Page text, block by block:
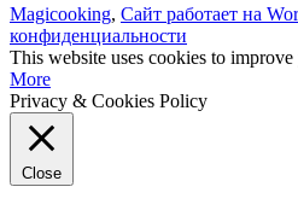
Magicooking, Сайт работает на
конфиденциальности
This website uses cookies to
More
Privacy & Cookies Policy
Close